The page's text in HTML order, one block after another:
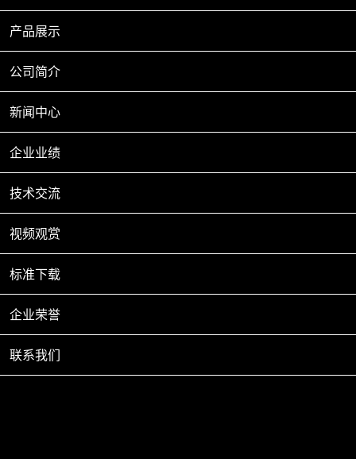
氢基直接还原竖炉试验平
共1条
产品展示
公司简介
新闻中心
企业业绩
技术交流
视频观赏
标准下载
企业荣誉
联系我们